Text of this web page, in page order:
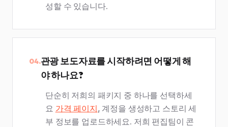
성할 수 있습니다.
04.관광 보도자료를 시작하려면 어떻게 해
야 하나요?
단순히 저희의 패키지 중 하나를 선택하세
요 가격 페이지, 계정을 생성하고 스토리 세
부 정보를 업로드하세요. 저희 편집팀이 콘